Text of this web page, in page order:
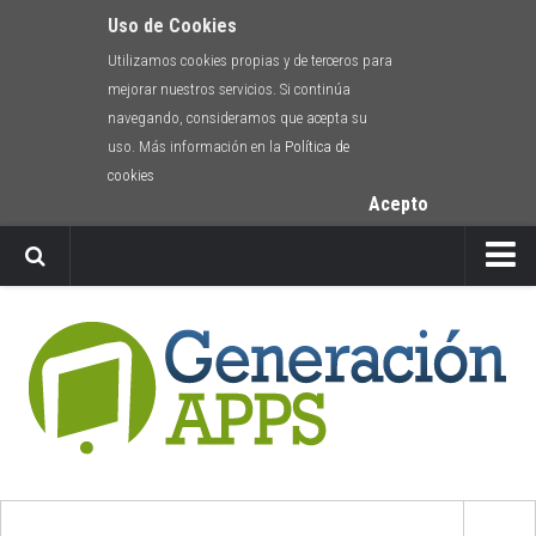
Uso de Cookies
Utilizamos cookies propias y de terceros para
mejorar nuestros servicios. Si continúa
navegando, consideramos que acepta su
uso. Más información en la Política de
cookies
Acepto
Envíanos tu app